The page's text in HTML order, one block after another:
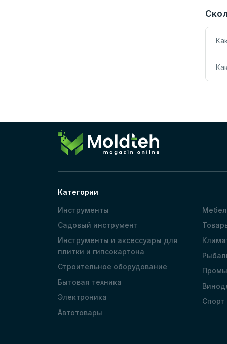
Категории
Инструменты
Садовый инструмент
Инструменты и аксессуары для
плитки и гипсокартона
Строительное оборудование
Бытовая техника
Электроника
Автотовары
Спорт